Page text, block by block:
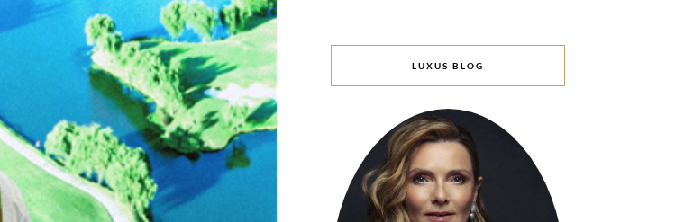
LUXUS BLOG